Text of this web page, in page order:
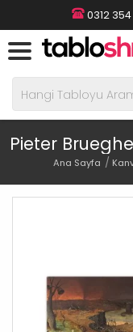
0312
Pieter
Ana Sayfa